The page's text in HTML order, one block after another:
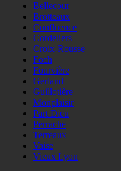
Bellecour
Brotteaux
Confluence
Cordeliers
Croix-Rousse
Foch
Fourvière
Gerland
Guillotière
Monplaisir
Part Dieu
Perrache
Terreaux
Vaise
Vieux Lyon